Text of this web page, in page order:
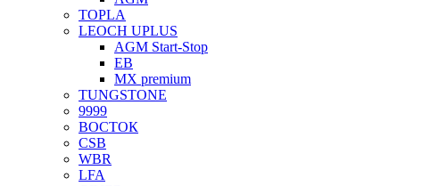
TOPLA
LEOCH UPLUS
AGM Start-Stop
EB
MX premium
TUNGSTONE
9999
ВОСТОК
CSB
WBR
LFA